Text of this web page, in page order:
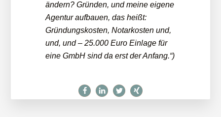
ändern? Gründen, und meine eigene
Agentur aufbauen, das heißt:
Gründungskosten, Notarkosten und,
und, und – 25.000 Euro Einlage für
eine GmbH sind da erst der Anfang.“)